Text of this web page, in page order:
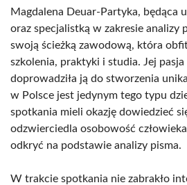
Magdalena Deuar-Partyka, będąca
oraz specjalistką w zakresie analizy
swoją ścieżką zawodową, która
szkolenia, praktyki i studia. Jej
doprowadziła ją do stworzenia
w Polsce jest jedynym tego typu
spotkania mieli okazję dowiedzieć
odzwierciedla osobowość
odkryć na podstawie analizy pisma.
W trakcie spotkania nie zabrakło